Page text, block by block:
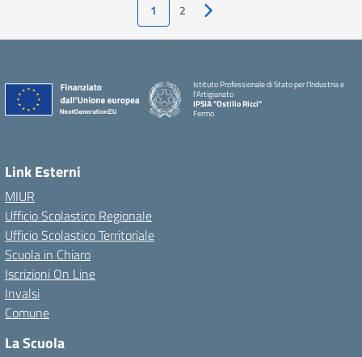
1 2 Pagina successiva
Istituto Professionale di Stato per l'Industria e
l'Artigianato
IPSIA "Ostilio Ricci"
Fermo
Link Esterni
MIUR
Ufficio Scolastico Regionale
Ufficio Scolastico Territoriale
Scuola in Chiaro
Iscrizioni On Line
Invalsi
Comune
La Scuola